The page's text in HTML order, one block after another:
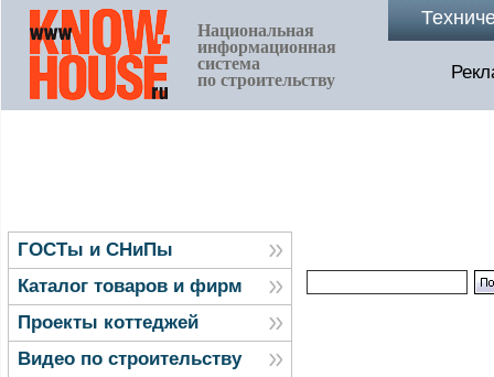
Национальная
информационная
система
по строительству
ГОСТы и СНиПы
Каталог товаров и фирм
Проекты коттеджей
Видео по строительству